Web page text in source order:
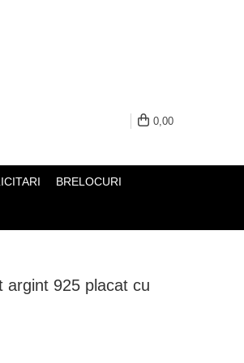
0,00
BRELOCURI
argint 925 placat cu